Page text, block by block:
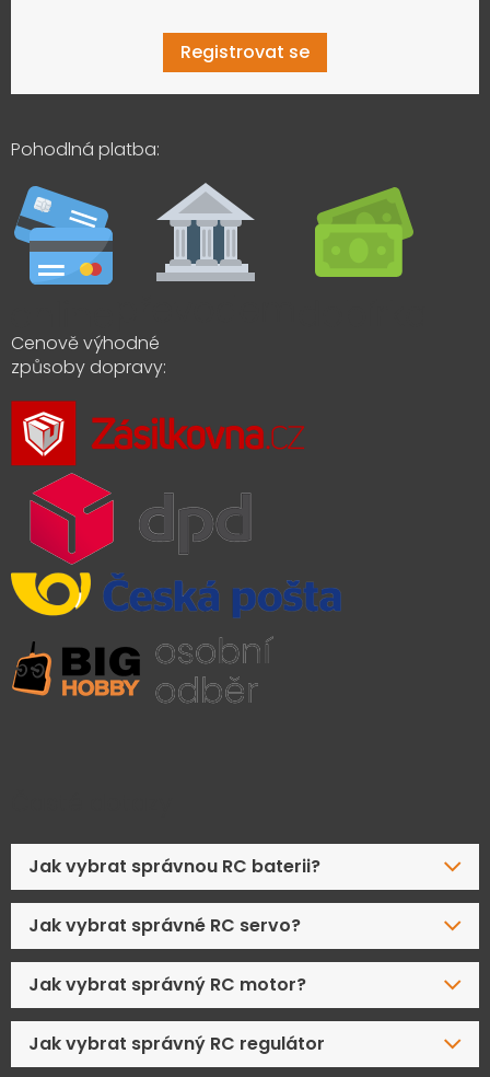
Registrovat se
Pohodlná platba:
Cenově výhodné
způsoby dopravy:
Jak vybrat správnou RC baterii?
Jak vybrat správné RC servo?
Jak vybrat správný RC motor?
Jak vybrat správný RC regulátor